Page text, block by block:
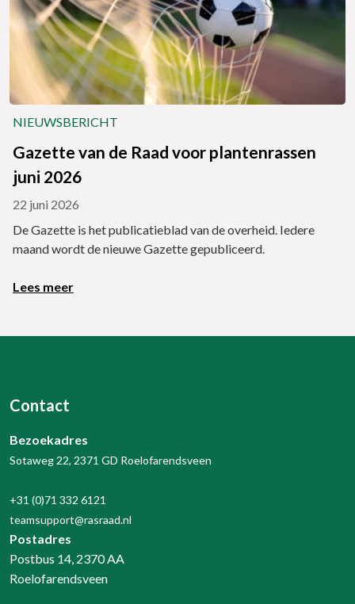
NIEUWSBERICHT
Gazette van de Raad voor plantenrassen
juni 2026
22 juni 2026
De Gazette is het publicatieblad van de overheid. Iedere
maand wordt de nieuwe Gazette gepubliceerd.
Lees meer
Contact
Bezoekadres
Sotaweg 22, 2371 GD Roelofarendsveen
+31 (0)71 332 6121
teamsupport@rasraad.nl
Postadres
Postbus 14, 2370 AA
Roelofarendsveen